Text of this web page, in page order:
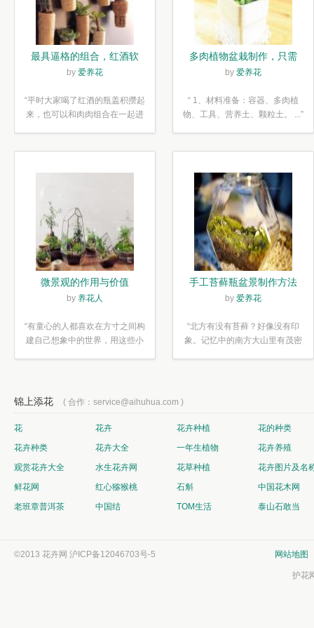
最具逼格的组合，红酒软
木塞diy多肉植物盆栽
by 爱养花
“平时大家喝了红酒的瓶盖积攒起
来，也可以和肉肉组合在一起进
多肉植物盆栽制作，只需
简单6步
by 爱养花
“ 1、材料准备：容器、多肉植
物、工具、营养土、颗粒土。 ...”
微景观的作用与价值
by 养花人
“有童心的人都喜欢在方寸之间构
建自己想象中的世界，用这些小
手工苔藓瓶盆景制作方法
by 爱养花
“北方有没有苔藓？好像没有印
象。记忆中的南方大山里有茂密
锦上添花 ( 合作：service@aihuhua.com )
花 花卉 花卉种植
花的种类
花卉种类
花卉大全 一年生植物
花卉养殖
观赏花卉大全
水生花卉网 花草种植
花卉图片及名
鲜花网
红心猕猴桃 石斛
中国花木网
老班章普洱茶
中国结 TOM生活 泰山石敢当
©2013 花卉网 沪ICP备12046703号-5 网站地图
护花